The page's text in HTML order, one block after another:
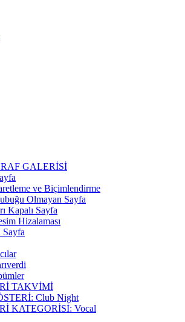
GALERİSİ
ve Biçimlendirme
Olmayan Sayfa
Kapalı Sayfa
Hizalaması
Sayfa
TAKVİMİ
Club Night
KATEGORİSİ: Vocal